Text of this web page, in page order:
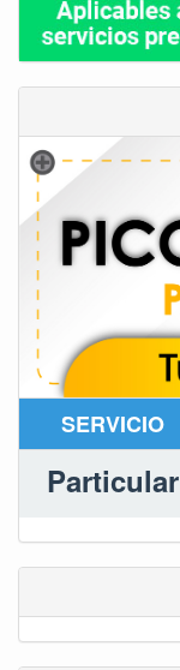
SERVICIO
Particular